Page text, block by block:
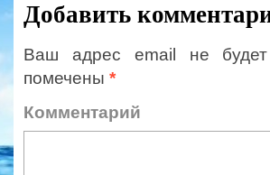
Добавить
Ваш адрес email не будет
помечены *